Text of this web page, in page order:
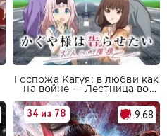
Госпожа Кагуя: в любви как
на войне — Лестница во
34 из 78 9.68